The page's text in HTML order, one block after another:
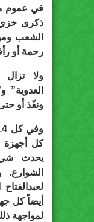
في عموم
ذكرى خزي
الشعب
رحمة أو
ولا
ونفّذ أو
كل أجهزة
يحدث
الشوارع.
أيضاً كل
لمواجهة